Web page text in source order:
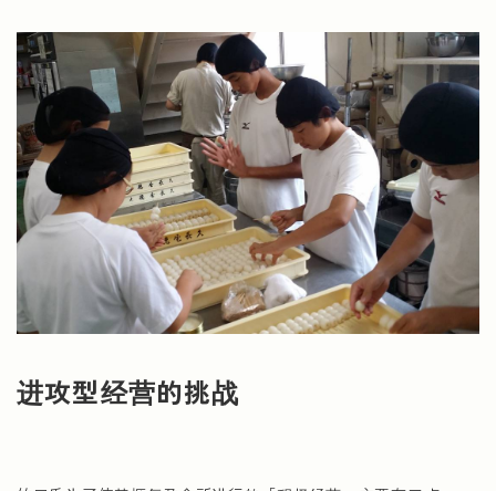
进攻型经营的挑战